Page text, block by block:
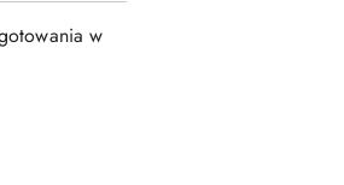
w